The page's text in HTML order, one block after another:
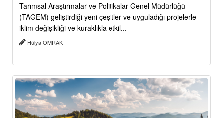
Tarımsal Araştırmalar ve Politikalar Genel Müdürlüğü
(TAGEM) geliştirdiği yeni çeşitler ve uyguladığı projelerle
iklim değişikliği ve kuraklıkla etkil...
Hülya OMRAK